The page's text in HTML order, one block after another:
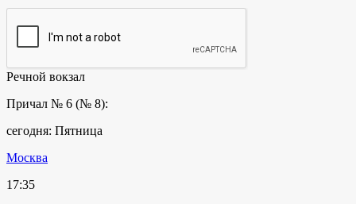
Речной вокзал
Причал № 6 (№ 8):
сегодня: Пятница
Москва
17:35